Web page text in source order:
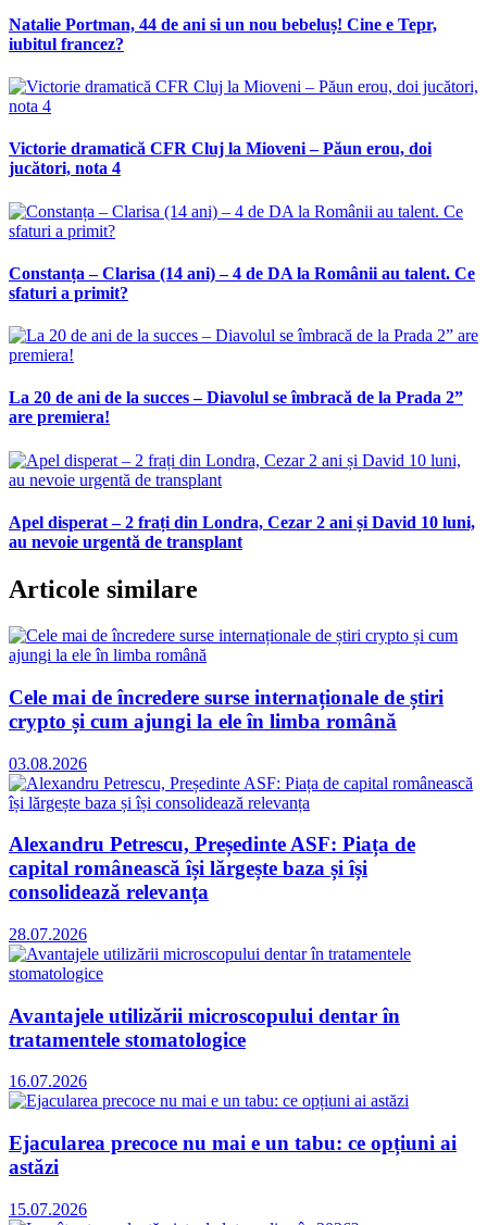
Natalie Portman, 44 de ani si un nou bebeluș! Cine e Tepr,
iubitul francez?
Victorie dramatică CFR Cluj la Mioveni – Păun erou, doi
jucători, nota 4
Constanța – Clarisa (14 ani) – 4 de DA la Românii au talent. Ce
sfaturi a primit?
La 20 de ani de la succes – Diavolul se îmbracă de la Prada 2”
are premiera!
Apel disperat – 2 frați din Londra, Cezar 2 ani și David 10 luni,
au nevoie urgentă de transplant
Articole similare
Cele mai de încredere surse internaționale de știri
crypto și cum ajungi la ele în limba română
03.08.2026
Alexandru Petrescu, Președinte ASF: Piața de
capital românească își lărgește baza și își
consolidează relevanța
28.07.2026
Avantajele utilizării microscopului dentar în
tratamentele stomatologice
16.07.2026
Ejacularea precoce nu mai e un tabu: ce opțiuni ai
astăzi
15.07.2026